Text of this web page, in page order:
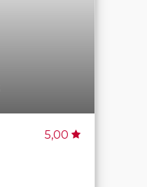
5,00